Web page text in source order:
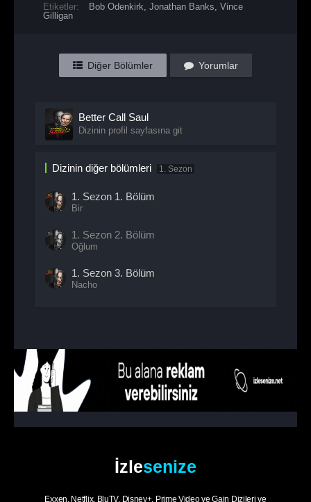
Etiketler: Bob Odenkirk Jonathan Banks Vince
Gilligan
Diğer Bölümler Yorumlar
Better Call Saul
Dizinin profil sayfasına git
Dizinin diğer bölümleri 1. Sezon
1. Sezon 1. Bölüm
Bir
1. Sezon 2. Bölüm
Oğlum
1. Sezon 3. Bölüm
Nacho
İzlesenize
Exxen, Netflix, BluTV, Disney+, Prime Video ve Gain Dizileri ve